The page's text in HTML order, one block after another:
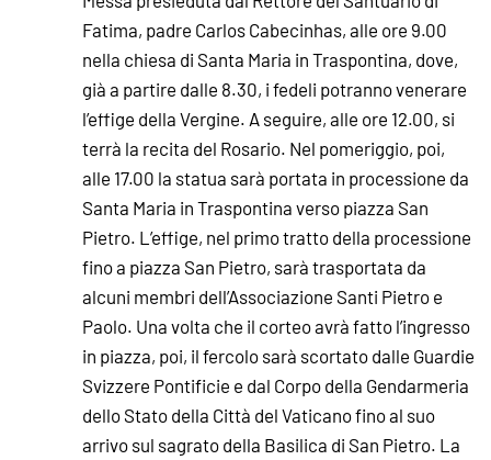
Fatima, padre Carlos Cabecinhas, alle ore 9.00
nella chiesa di Santa Maria in Traspontina, dove,
già a partire dalle 8.30, i fedeli potranno venerare
l’effige della Vergine. A seguire, alle ore 12.00, si
terrà la recita del Rosario. Nel pomeriggio, poi,
alle 17.00 la statua sarà portata in processione da
Santa Maria in Traspontina verso piazza San
Pietro. L’effige, nel primo tratto della processione
fino a piazza San Pietro, sarà trasportata da
alcuni membri dell’Associazione Santi Pietro e
Paolo. Una volta che il corteo avrà fatto l’ingresso
in piazza, poi, il fercolo sarà scortato dalle Guardie
Svizzere Pontificie e dal Corpo della Gendarmeria
dello Stato della Città del Vaticano fino al suo
arrivo sul sagrato della Basilica di San Pietro. La